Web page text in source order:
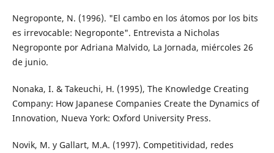
Negroponte, N. (1996). "El cambo en los átomos por los bits
es irrevocable: Negroponte". Entrevista a Nicholas
Negroponte por Adriana Malvido, La Jornada, miércoles 26
de junio.
Nonaka, I. & Takeuchi, H. (1995), The Knowledge Creating
Company: How Japanese Companies Create the Dynamics of
Innovation, Nueva York: Oxford University Press.
Novik, M. y Gallart, M.A. (1997). Competitividad, redes